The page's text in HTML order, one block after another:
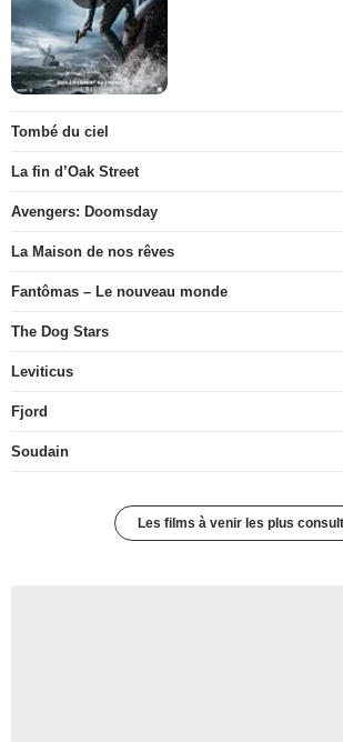
Tombé du ciel
La fin d’Oak Street
Avengers: Doomsday
La Maison de nos rêves
Fantômas – Le nouveau monde
The Dog Stars
Leviticus
Fjord
Soudain
Les films à venir les plus